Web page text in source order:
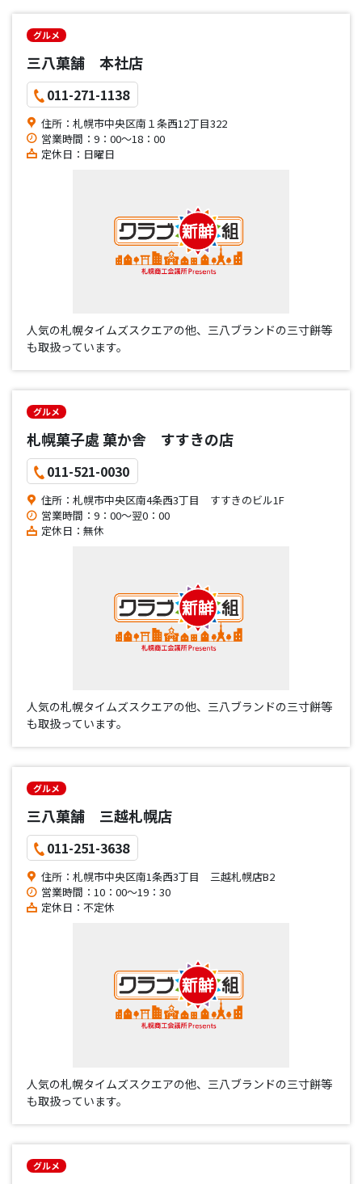
グルメ
三八菓舗 本社店
011-271-1138
住所：札幌市中央区南１条西12丁目322
営業時間：9：00～18：00
定休日：日曜日
人気の札幌タイムズスクエアの他、三八ブランドの三寸餅等
も取扱っています。
グルメ
札幌菓子處 菓か舎 すすきの店
011-521-0030
住所：札幌市中央区南4条西3丁目 すすきのビル1F
営業時間：9：00～翌0：00
定休日：無休
人気の札幌タイムズスクエアの他、三八ブランドの三寸餅等
も取扱っています。
グルメ
三八菓舗 三越札幌店
011-251-3638
住所：札幌市中央区南1条西3丁目 三越札幌店B2
営業時間：10：00～19：30
定休日：不定休
人気の札幌タイムズスクエアの他、三八ブランドの三寸餅等
も取扱っています。
グルメ